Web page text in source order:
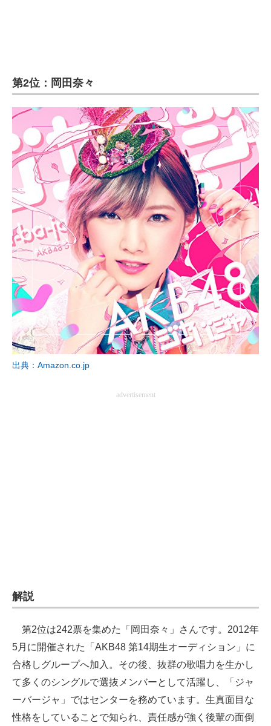
ITエンジニア向け専門サイト
企業向けIT製品の総合サイト
IT製品の技術・比較・事例
製造業のIT導入・活用を支援
モノづくり技術者専門サイト
エレクトロニクス専門サイト
電子設計の基本と応用
エネルギーの専門メディア
建設×テクノロジーの最前線
ちょっと気になるネットの話題
第2位：岡田奈々
出典：Amazon.co.jp
advertisement
解説
第2位は242票を集めた「岡田奈々」さんです。2012年
5月に開催された「AKB48 第14期生オーディション」に
合格しグループへ加入。その後、抜群の歌唱力を生かし
て多くのシングルで選抜メンバーとして活躍し、「ジャ
ーバージャ」ではセンターを務めています。生真面目な
性格をしていることで知られ、責任感が強く後輩の面倒